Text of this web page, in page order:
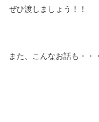
ぜひ渡しましょう！！
また、こんなお話も・・